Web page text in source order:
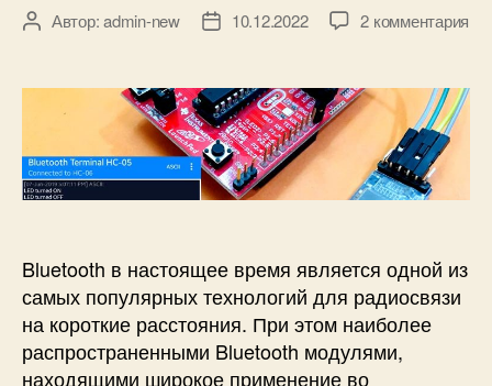
а
d
e
C
o
m
p
e
r
S
u
А
о
а
п
и
Автор:admin-new
Д
а
з
а
п
и
10.12.2022 2 комментария
п
Bluetooth в настоящее время является одной из
самых популярных технологий для радиосвязи
на короткие расстояния. При этом наиболее
распространенными Bluetooth модулями,
находящими широкое применение во